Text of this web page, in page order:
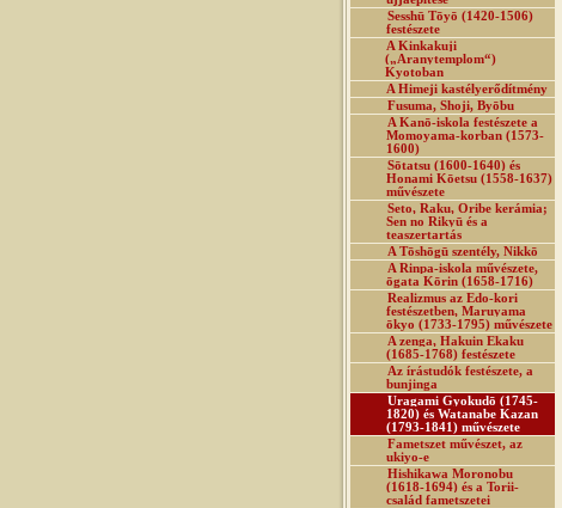
Sesshū Tōyō (1420-1506)
festészete
A Kinkakuji
(„Aranytemplom“)
Kyotoban
A Himeji kastélyerődítmény
Fusuma, Shoji, Byōbu
A Kanō-iskola festészete a
Momoyama-korban (1573-
1600)
Sōtatsu (1600-1640) és
Honami Kōetsu (1558-1637)
művészete
Seto, Raku, Oribe kerámia;
Sen no Rikyū és a
teaszertartás
A Tōshōgū szentély, Nikkō
A Rinpa-iskola művészete,
ōgata Kōrin (1658-1716)
Realizmus az Edo-kori
festészetben, Maruyama
ōkyo (1733-1795) művészete
A zenga, Hakuin Ekaku
(1685-1768) festészete
Az írástudók festészete, a
bunjinga
Uragami Gyokudō (1745-
1820) és Watanabe Kazan
(1793-1841) művészete
Fametszet művészet, az
ukiyo-e
Hishikawa Moronobu
(1618-1694) és a Torii-
család fametszetei